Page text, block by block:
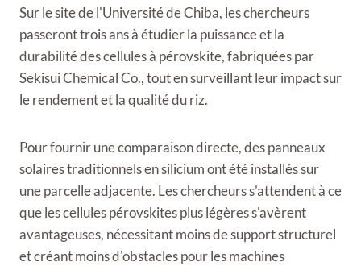
Sur le site de l'Université de Chiba, les chercheurs
passeront trois ans à étudier la puissance et la
durabilité des cellules à pérovskite, fabriquées par
Sekisui Chemical Co., tout en surveillant leur impact sur
le rendement et la qualité du riz.
Pour fournir une comparaison directe, des panneaux
solaires traditionnels en silicium ont été installés sur
une parcelle adjacente. Les chercheurs s'attendent à ce
que les cellules pérovskites plus légères s'avèrent
avantageuses, nécessitant moins de support structurel
et créant moins d'obstacles pour les machines